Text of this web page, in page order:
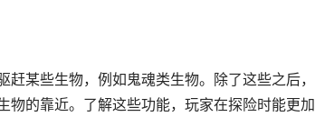
某些生物，例如鬼魂类生物。除了这些之后，
物的靠近。了解这些功能，玩家在探险时能更加